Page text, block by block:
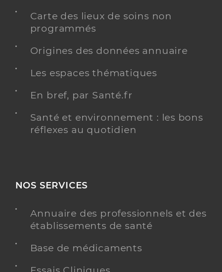
Carte des lieux de soins non
programmés
Origines des données annuaire
Les espaces thématiques
En bref, par Santé.fr
Santé et environnement : les bons
réflexes au quotidien
NOS SERVICES
Annuaire des professionnels et des
établissements de santé
Base de médicaments